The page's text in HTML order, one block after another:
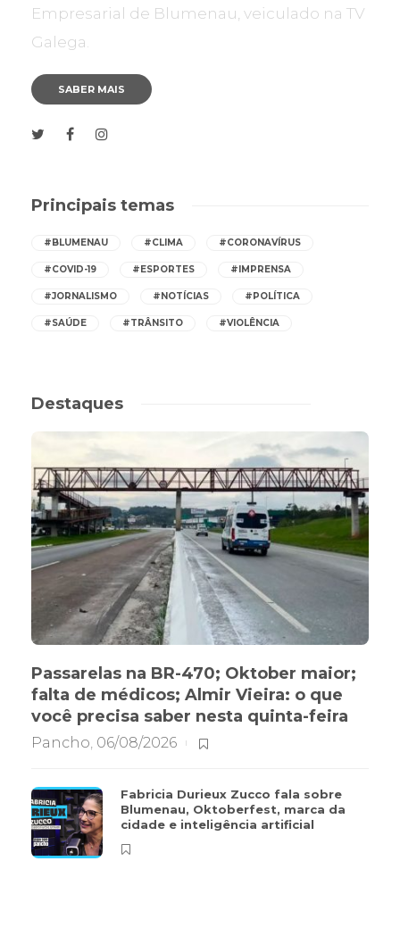
Empresarial de Blumenau, veiculado na TV
Galega.
SABER MAIS
Principais temas
#BLUMENAU #CLIMA #CORONAVÍRUS
#COVID-19 #ESPORTES #IMPRENSA
#JORNALISMO #NOTÍCIAS #POLÍTICA
#SAÚDE #TRÂNSITO #VIOLÊNCIA
Destaques
Passarelas na BR-470; Oktober maior;
falta de médicos; Almir Vieira: o que
você precisa saber nesta quinta-feira
Pancho 06/08/2026
Fabricia Durieux Zucco fala sobre
Blumenau, Oktoberfest, marca da
cidade e inteligência artificial